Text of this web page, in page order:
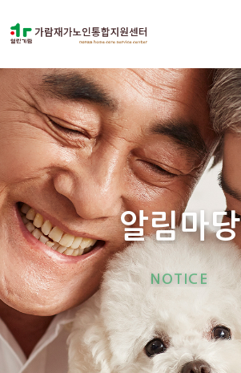
알림마당
N OT C E